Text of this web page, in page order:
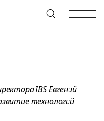
+7 (495) 967-80-80
IBS Евгений
технологий